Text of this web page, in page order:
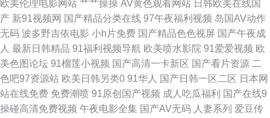
视频 欧美综合色 超碰在线日韩 欧美日本国产精品 午夜18福利 伊人操碰 av
天堂吧 成人猛猛av 97资源福利在线 成人av福利 日韩色图资源 51性爱视频
超碰国产人人草 黄色网免观看 欧美孕妇性爱 婷婷好色五月天 日韩综合色 白
丝后入91国产 玖玖在线视频 午夜福利五月天 91男人影院 超碰在线18公开
欧美伦理电影网站 艹艹操操 AV黄色观看网站 日韩欧美在线国
产 新91视频网 国产精品分类在线 97午夜福利视频 岛国AV动作
无码 波多野吉依电影 小h片免费 国产精品色色视屏 国产午夜成
人 最新日韩精品 91福利视频导航 欧美喷水影院 91爱爱视频 欧
美色图论坛 91榴莲小视频 国产高清一卡新区 国产看片资源 二
色吧97资源站 欧美日韩另类0 91华人 国产日韩一区二区 日本网
站在线免费 免费潮喷 91原创国产视频 成人吃瓜福利 国产在线9
操碰高清免费视频 午夜电影全集 国产AV无码 人妻系列 爱豆传